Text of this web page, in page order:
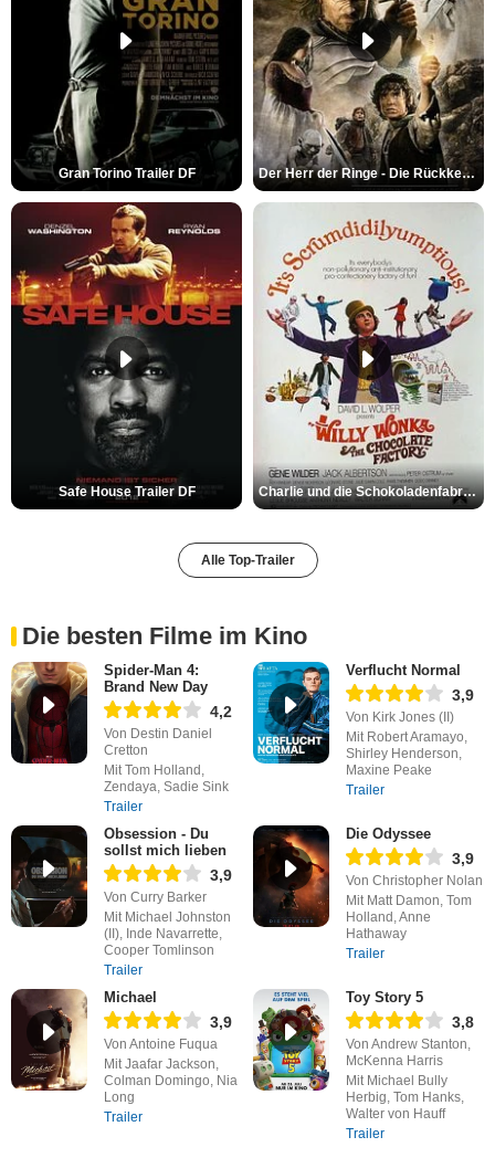
Gran Torino Trailer DF Der Herr der Ringe - Die Rückkehr des Königs Trailer OV
Safe House Trailer DF Charlie und die Schokoladenfabrik Trailer OV
Alle Top-Trailer
Die besten Filme im Kino
Spider-Man 4:
Brand New Day
4,2
Von Destin Daniel
Cretton
Mit Tom Holland,
Zendaya, Sadie Sink
Trailer
Verflucht Normal
3,9
Von Kirk Jones (II)
Mit Robert Aramayo,
Shirley Henderson,
Maxine Peake
Trailer
Obsession - Du
sollst mich lieben
3,9
Von Curry Barker
Mit Michael Johnston
(II), Inde Navarrette,
Cooper Tomlinson
Trailer
Die Odyssee
3,9
Von Christopher Nolan
Mit Matt Damon, Tom
Holland, Anne
Hathaway
Trailer
Michael
3,9
Von Antoine Fuqua
Mit Jaafar Jackson,
Colman Domingo, Nia
Long
Trailer
Toy Story 5
3,8
Von Andrew Stanton,
McKenna Harris
Mit Michael Bully
Herbig, Tom Hanks,
Walter von Hauff
Trailer